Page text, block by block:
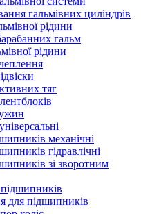
гальмівних циліндрів
рідини
гальм
рідини
тяг
механічні
гідравлічні
зі зворотним
для підшипників